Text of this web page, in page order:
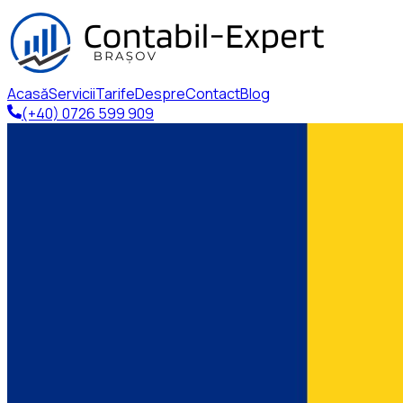
AcasăServiciiTarifeDespreContactBlog
(+40) 0726 599 909